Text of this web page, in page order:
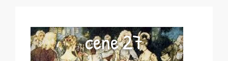
cene 27